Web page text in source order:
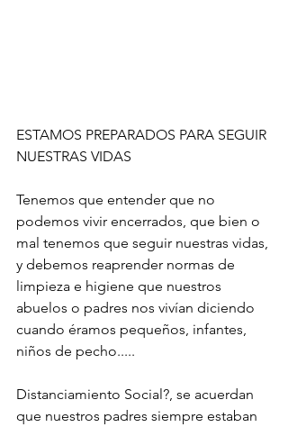
ESTAMOS PREPARADOS PARA SEGUIR
NUESTRAS VIDAS
Tenemos que entender que no
podemos vivir encerrados, que bien o
mal tenemos que seguir nuestras vidas,
y debemos reaprender normas de
limpieza e higiene que nuestros
abuelos o padres nos vivían diciendo
cuando éramos pequeños, infantes,
niños de pecho.....
Distanciamiento Social?, se acuerdan
que nuestros padres siempre estaban